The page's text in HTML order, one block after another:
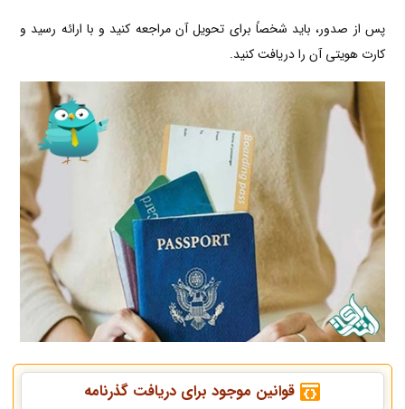
پس از صدور، باید شخصاً برای تحویل آن مراجعه کنید و با ارائه رسید و
کارت هویتی آن را دریافت کنید.
قوانین موجود برای دریافت گذرنامه